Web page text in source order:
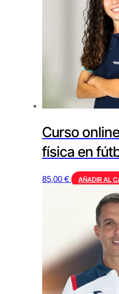
Curso
física en
85,00 € AÑADIR AL